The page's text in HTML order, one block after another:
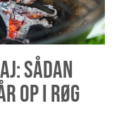
SÅDAN
OP I RØG